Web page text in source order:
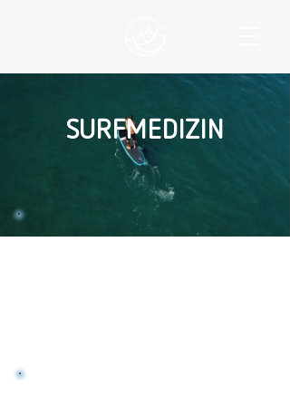
SURFMEDIZIN